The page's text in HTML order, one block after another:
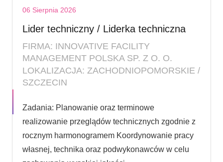
06 Sierpnia 2026
Lider techniczny / Liderka techniczna
FIRMA: INNOVATIVE FACILITY
MANAGEMENT POLSKA SP. Z O. O.
LOKALIZACJA: ZACHODNIOPOMORSKIE /
SZCZECIN
Zadania: Planowanie oraz terminowe
realizowanie przeglądów technicznych zgodnie z
rocznym harmonogramem Koordynowanie pracy
własnej, technika oraz podwykonawców w celu